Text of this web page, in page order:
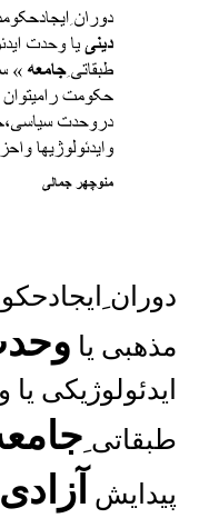
دوران
مذهبی یا
ایدئولوژیکی
طبقاتی ِ
پیدایش آزادی